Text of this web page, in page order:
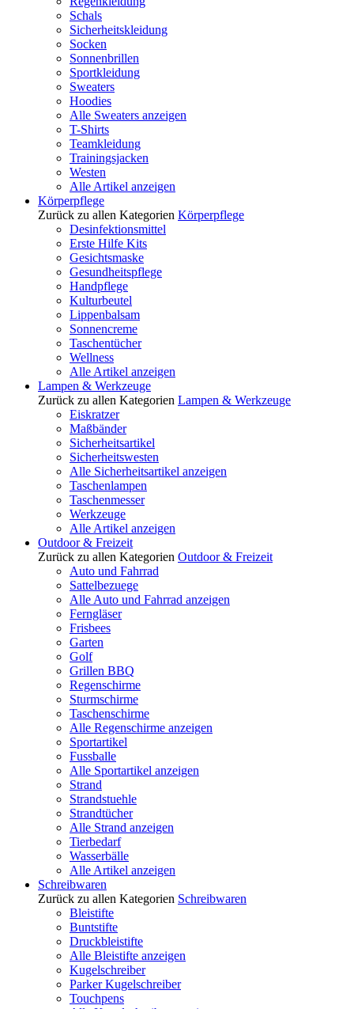
Schals
Sicherheitskleidung
Socken
Sonnenbrillen
Sportkleidung
Sweaters
Hoodies
Alle Sweaters anzeigen
T-Shirts
Teamkleidung
Trainingsjacken
Westen
Alle Artikel anzeigen
Körperpflege
Zurück zu allen Kategorien Körperpflege
Desinfektionsmittel
Erste Hilfe Kits
Gesichtsmaske
Gesundheitspflege
Handpflege
Kulturbeutel
Lippenbalsam
Sonnencreme
Taschentücher
Wellness
Alle Artikel anzeigen
Lampen & Werkzeuge
Zurück zu allen Kategorien Lampen & Werkzeuge
Eiskratzer
Maßbänder
Sicherheitsartikel
Sicherheitswesten
Alle Sicherheitsartikel anzeigen
Taschenlampen
Taschenmesser
Werkzeuge
Alle Artikel anzeigen
Outdoor & Freizeit
Zurück zu allen Kategorien Outdoor & Freizeit
Auto und Fahrrad
Sattelbezuege
Alle Auto und Fahrrad anzeigen
Ferngläser
Frisbees
Garten
Golf
Grillen BBQ
Regenschirme
Sturmschirme
Taschenschirme
Alle Regenschirme anzeigen
Sportartikel
Fussballe
Alle Sportartikel anzeigen
Strand
Strandstuehle
Strandtücher
Alle Strand anzeigen
Tierbedarf
Wasserbälle
Alle Artikel anzeigen
Schreibwaren
Zurück zu allen Kategorien Schreibwaren
Bleistifte
Buntstifte
Druckbleistifte
Alle Bleistifte anzeigen
Kugelschreiber
Parker Kugelschreiber
Touchpens